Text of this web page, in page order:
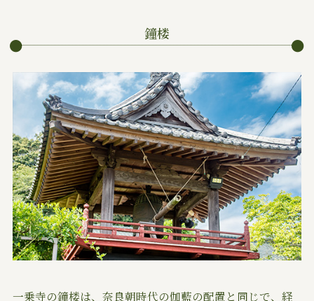
鐘楼
一乗寺の鐘楼は、奈良朝時代の伽藍の配置と同じで、経